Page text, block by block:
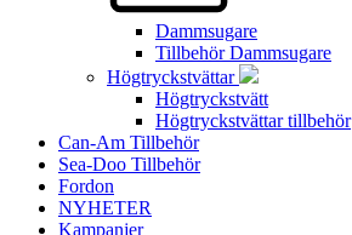
Dammsugare
Tillbehör Dammsugare
Högtryckstvättar
Högtryckstvätt
Högtryckstvättar tillbehör
Can-Am Tillbehör
Sea-Doo Tillbehör
Fordon
NYHETER
Kampanjer